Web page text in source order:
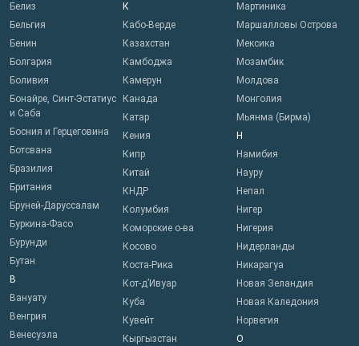
Белиз
Бельгия
Бенин
Болгария
Боливия
Бонайре, Синт-Эстатиус
и Саба
Босния и Герцеговина
Ботсвана
Бразилия
Британия
Бруней-Даруссалам
Буркина-Фасо
Бурунди
Бутан
В
Вануату
Венгрия
Венесуэла
К
Кабо-Верде
Казахстан
Камбоджа
Камерун
Канада
Катар
Кения
Кипр
Китай
КНДР
Колумбия
Коморские о-ва
Косово
Коста-Рика
Кот-д’Ивуар
Куба
Кувейт
Кыргызстан
Мартиника
Маршалловы Острова
Мексика
Мозамбик
Молдова
Монголия
Мьянма (Бирма)
Н
Намибия
Науру
Непал
Нигер
Нигерия
Нидерланды
Никарагуа
Новая Зеландия
Новая Каледония
Норвегия
О